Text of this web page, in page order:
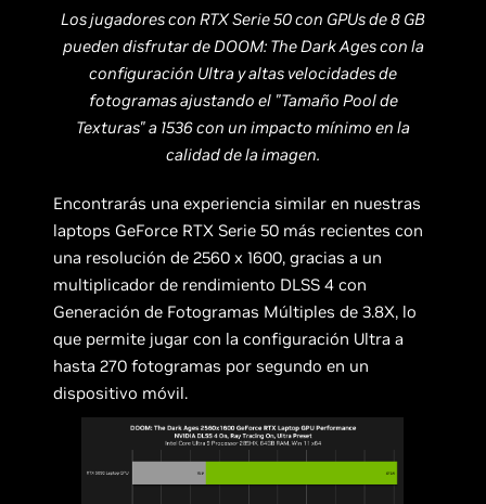
Los jugadores con RTX Serie 50 con GPUs de 8 GB
pueden disfrutar de DOOM: The Dark Ages con la
configuración Ultra y altas velocidades de
fotogramas ajustando el "Tamaño Pool de
Texturas" a 1536 con un impacto mínimo en la
calidad de la imagen.
Encontrarás una experiencia similar en nuestras
laptops GeForce RTX Serie 50 más recientes con
una resolución de 2560 x 1600, gracias a un
multiplicador de rendimiento DLSS 4 con
Generación de Fotogramas Múltiples de 3.8X, lo
que permite jugar con la configuración Ultra a
hasta 270 fotogramas por segundo en un
dispositivo móvil.